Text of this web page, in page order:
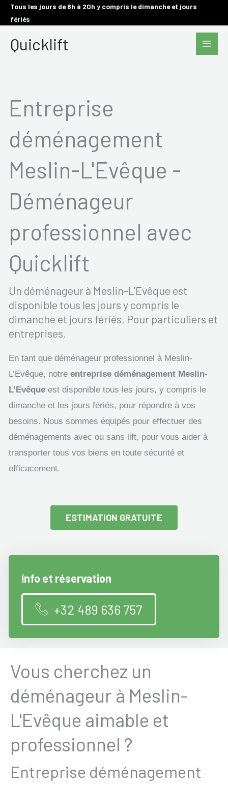
AllerTous les jours de 8h à 20h y compris le dimanche et jours
fériés
Quicklift
Main
Entreprise
déménagement
Meslin-L'Evêque -
Déménageur
professionnel avec
Quicklift
Un déménageur à Meslin-L'Evêque est
disponible tous les jours y compris le
dimanche et jours fériés. Pour particuliers et
entreprises.
En tant que déménageur professionnel à Meslin-
L’Evêque, notre entreprise déménagement Meslin-
L’Evêque est disponible tous les jours, y compris le
dimanche et les jours fériés, pour répondre à vos
besoins. Nous sommes équipés pour effectuer des
déménagements avec ou sans lift, pour vous aider à
transporter tous vos biens en toute sécurité et
efficacement.
ESTIMATION GRATUITE
Info et réservation
+32 489 636 757
Vous cherchez un
déménageur à Meslin-
L'Evêque aimable et
professionnel ?
Entreprise déménagement